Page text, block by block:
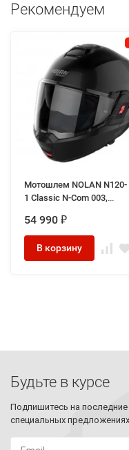
Рекомендуем
Мотошлем NOLAN N120-
1 Classic N-Com 003,
54 990 ₽
В корзину
Будьте в курсе
Подпишитесь на последние
специальных